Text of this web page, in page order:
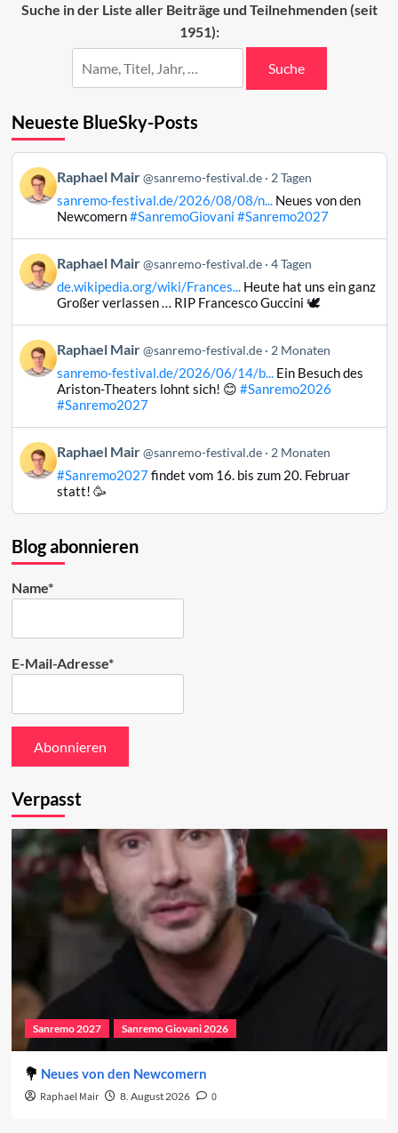
(39–
Suche in der Liste aller Beiträge und Teilnehmenden (seit
1951):
Suche
Neueste BlueSky-Posts
Beitrag
von
Raphael
Bluesky
ansehen
Raphael Mair @sanremo-festival.de 2 Tagen
sanremo-festival.de/2026/08/08/n...Neues von den
Newcomern#SanremoGiovani #Sanremo2027
Beitrag
von
Raphael
Bluesky
ansehen
Raphael Mair @sanremo-festival.de 4 Tagen
de.wikipedia.org/wiki/Frances...Heute hat uns ein ganz
Großer verlassen … RIP Francesco Guccini 🕊️
Beitrag
von
Raphael
ansehen
Raphael Mair @sanremo-festival.de 2 Monaten
sanremo-festival.de/2026/06/14/b...Ein Besuch des
Ariston-Theaters lohnt sich! 😊 #Sanremo2026
#Sanremo2027
Beitrag
von
Raphael
Bluesky
ansehen
Raphael Mair @sanremo-festival.de 2 Monaten
#Sanremo2027findet vom 16. bis zum 20. Februar
statt! 🥳
Blog abonnieren
Name*
E-Mail-Adresse*
Verpasst
Sanremo 2027 Sanremo Giovani 2026
Neues von den Newcomern
Raphael Mair 8. August 2026 0